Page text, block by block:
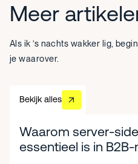
Meer
Als ik ’s nachts wakker lig,
je waarover.
Bekijk alles
Waarom server-
essentieel is in